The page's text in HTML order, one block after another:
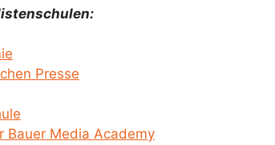
Presse
Bauer Media Academy